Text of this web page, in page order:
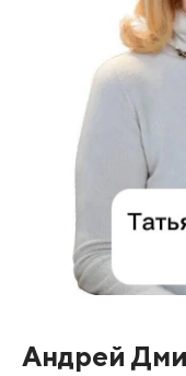
Андрей